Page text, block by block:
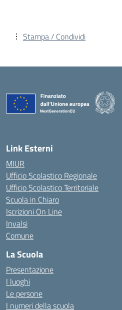
Stampa / Condividi
Link Esterni
MIUR
Ufficio Scolastico Regionale
Ufficio Scolastico Territoriale
Scuola in Chiaro
Iscrizioni On Line
Invalsi
Comune
La Scuola
Presentazione
I luoghi
Le persone
I numeri della scuola